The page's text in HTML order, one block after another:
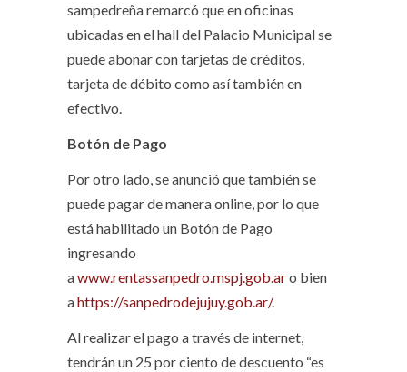
sampedreña remarcó que en oficinas
ubicadas en el hall del Palacio Municipal se
puede abonar con tarjetas de créditos,
tarjeta de débito como así también en
efectivo.
Botón de Pago
Por otro lado, se anunció que también se
puede pagar de manera online, por lo que
está habilitado un Botón de Pago
ingresando
awww.rentassanpedro.mspj.gob.aro bien
ahttps://sanpedrodejujuy.gob.ar/.
Al realizar el pago a través de internet,
tendrán un 25 por ciento de descuento “es